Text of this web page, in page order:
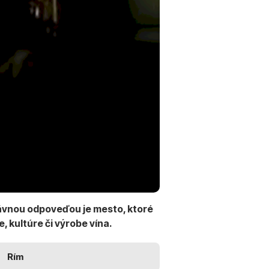
odpoveďou je mesto, ktoré
kultúre či výrobe vína.
Rím